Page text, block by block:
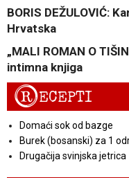
BORIS DEŽULOVIĆ:
Hrvatska
„MALI ROMAN O
intimna knjiga
RECEPTI
Domaći sok od bazge
Burek (bosanski) za 1
Drugačija svinjska jetrica